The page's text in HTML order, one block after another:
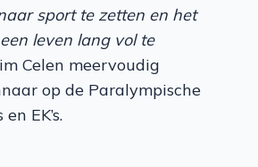
sport te zetten en het
leven lang vol te
Celen meervoudig
op de Paralympische
EK’s.